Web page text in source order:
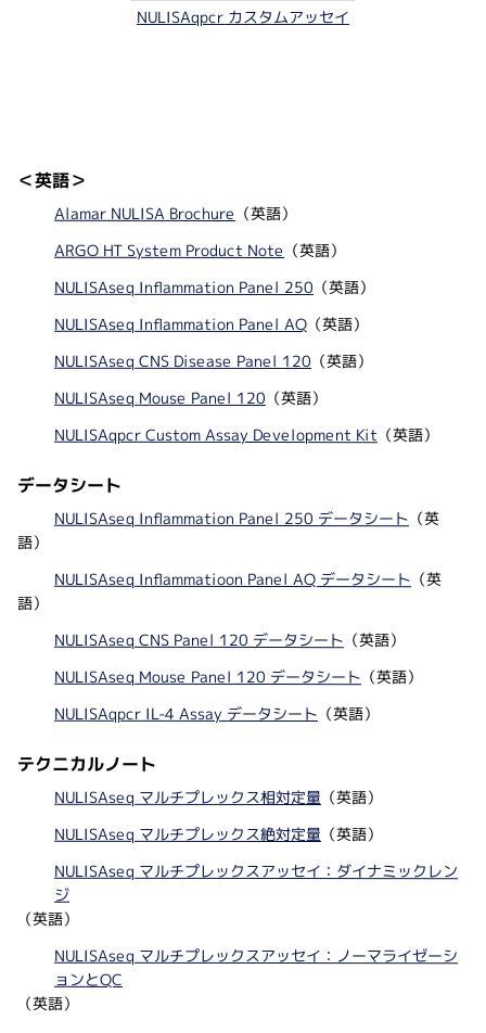
NULISAqpcr カスタムアッセイ
＜英語＞
Alamar NULISA Brochure （英語）
ARGO HT System Product Note （英語）
NULISAseq Inflammation Panel 250 （英語）
NULISAseq Inflammation Panel AQ（英語）
NULISAseq CNS Disease Panel 120 （英語）
NULISAseq Mouse Panel 120 （英語）
NULISAqpcr Custom Assay Development Kit（英語）
データシート
NULISAseq Inflammation Panel 250 データシート （英
語）
NULISAseq Inflammatioon Panel AQ データシート （英
語）
NULISAseq CNS Panel 120 データシート （英語）
NULISAseq Mouse Panel 120 データシート （英語）
NULISAqpcr IL-4 Assay データシート （英語）
テクニカルノート
NULISAseq マルチプレックス相対定量 （英語）
NULISAseq マルチプレックス絶対定量 （英語）
NULISAseq マルチプレックスアッセイ：ダイナミックレン
ジ
（英語）
NULISAseq マルチプレックスアッセイ：ノーマライゼーシ
ョンとQC
（英語）